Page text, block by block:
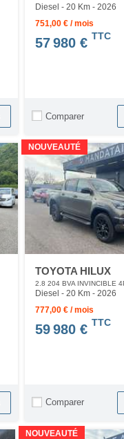
Diesel - 20 Km- 2026
751,00 € / mois
57 980 € TTC
Comparer
NOUVEAUTÉ
TOYOTA HILUX
2.8 204 BVA INVINCIBLE
Diesel - 20 Km- 2026
777,00 € / mois
59 980 € TTC
Comparer
NOUVEAUTÉ